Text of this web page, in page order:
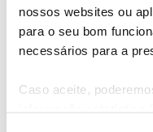
nossos websites ou
para o seu bom
necessários para a
Caso aceite,
número de cliente.
Obrigado
como "Melhor Resposta"